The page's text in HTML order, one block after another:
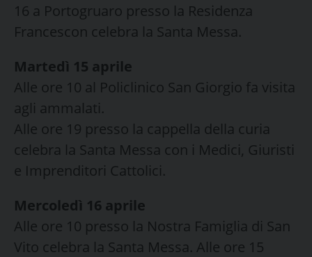
16 a Portogruaro presso la Residenza
Francescon celebra la Santa Messa.
Martedì 15 aprile
Alle ore 10 al Policlinico San Giorgio fa visita
agli ammalati.
Alle ore 19 presso la cappella della curia
celebra la Santa Messa con i Medici, Giuristi
e Imprenditori Cattolici.
Mercoledì 16 aprile
Alle ore 10 presso la Nostra Famiglia di San
Vito celebra la Santa Messa. Alle ore 15